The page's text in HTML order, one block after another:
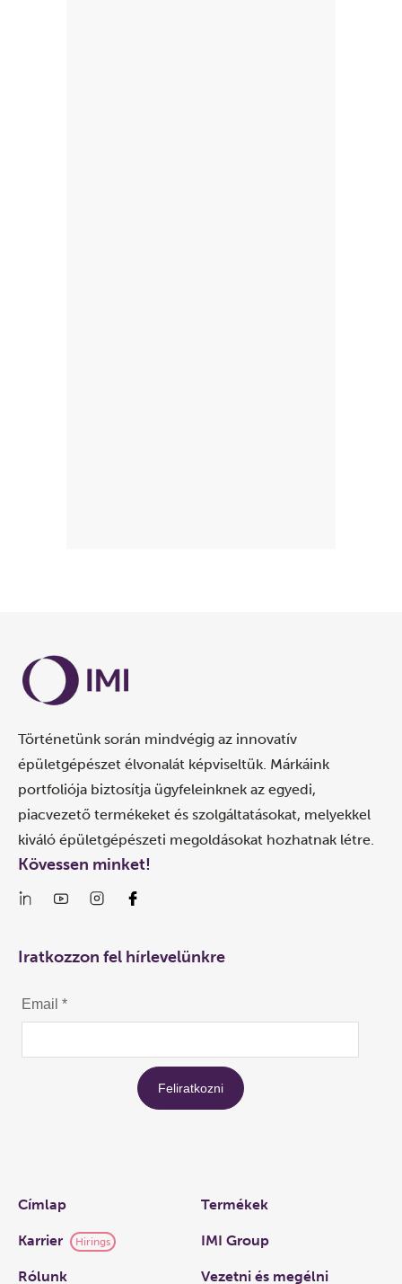
Történetünk során mindvégig az innovatív
épületgépészet élvonalát képviseltük. Márkáink
portfoliója biztosítja ügyfeleinknek az egyedi,
piacvezető termékeket és szolgáltatásokat, melyekkel
kiváló épületgépészeti megoldásokat hozhatnak létre.
Links
Címlap Termékek
Karrier Hirings IMI Group
Rólunk Vezetni és megélni
Kövessen minket!
Iratkozzon fel hírlevelünkre